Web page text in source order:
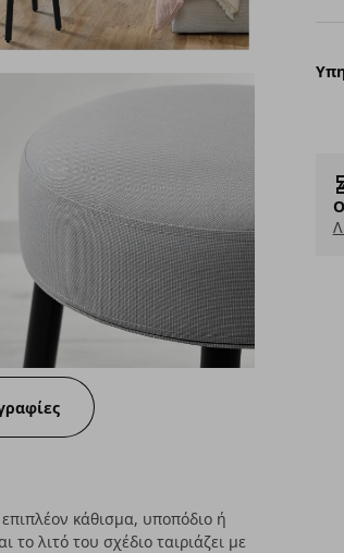
κάθισμα, υποπόδιο ή
το λιτό του σχέδιο ταιριάζει με